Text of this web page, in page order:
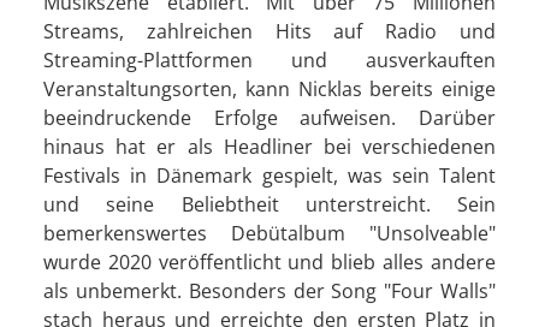
Streams, zahlreichen Hits auf Radio und
Streaming-Plattformen und ausverkauften
Veranstaltungsorten, kann Nicklas bereits einige
beeindruckende Erfolge aufweisen. Darüber
hinaus hat er als Headliner bei verschiedenen
Festivals in Dänemark gespielt, was sein Talent
und seine Beliebtheit unterstreicht. Sein
bemerkenswertes Debütalbum "Unsolveable"
wurde 2020 veröffentlicht und blieb alles andere
als unbemerkt. Besonders der Song "Four Walls"
stach heraus und erreichte den ersten Platz in